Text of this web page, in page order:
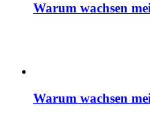
Warum wachsen
Warum wachsen